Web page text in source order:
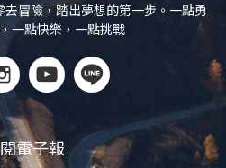
冒險，踏出夢想的第一步。一點勇
一點快樂，一點挑戰
電子報